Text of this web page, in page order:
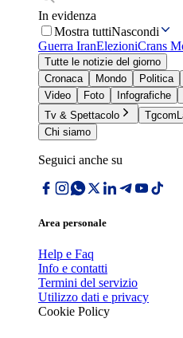
In evidenza
Mostra tuttiNascondi
Guerra IranElezioniCrans
Tutte le notizie del giorno
Cronaca
Mondo Politica
Video
Foto Infografiche
Tv & Spettacolo
Chi siamo
Seguici anche su
Area personale
Help e Faq
Info e contatti
Termini del servizio
Utilizzo dati e privacy
Cookie Policy